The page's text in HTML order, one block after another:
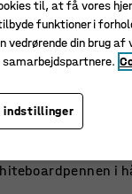
Bliv
en klassisk
med mere. At
på. Her får du 8
i
til, at få vores
funktioner i
vedrørende din brug af
indstillinger